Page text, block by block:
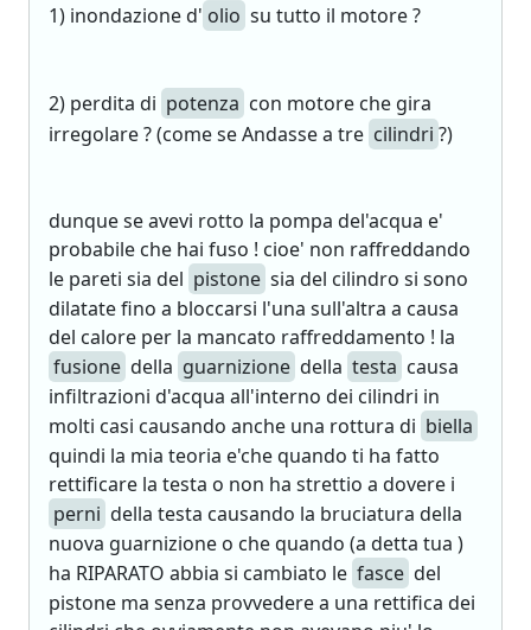
1) inondazione d' olio su tutto il motore ?
2) perdita di potenza con motore che gira
irregolare ? (come se Andasse a tre cilindri ?)
dunque se avevi rotto la pompa del'acqua e'
probabile che hai fuso ! cioe' non raffreddando
le pareti sia del pistone sia del cilindro si sono
dilatate fino a bloccarsi l'una sull'altra a causa
del calore per la mancato raffreddamento ! la
fusione della guarnizione della testa causa
infiltrazioni d'acqua all'interno dei cilindri in
molti casi causando anche una rottura di biella
quindi la mia teoria e'che quando ti ha fatto
rettificare la testa o non ha strettio a dovere i
perni della testa causando la bruciatura della
nuova guarnizione o che quando (a detta tua )
ha RIPARATO abbia si cambiato le fasce del
pistone ma senza provvedere a una rettifica dei